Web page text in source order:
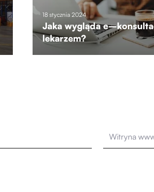
18 stycznia 2024
Jaka wygląda
lekarzem?